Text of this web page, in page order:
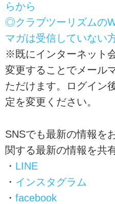
らから
◎クラブツーリズムの
マガは受信していない
※既にインターネット
変更することでメール
ただけます。ログイン
定を変更ください。
SNSでも最新の情報を
関する最新の情報を共
・ LINE
・ インスタグラム
・ facebook